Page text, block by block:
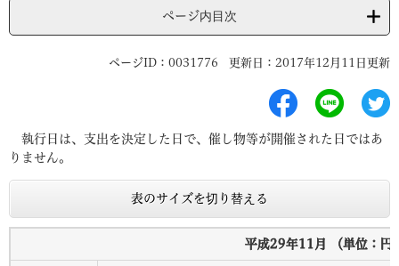
ページ内目次
ページID：0031776 更新日：2017年12月11日更新
執行日は、支出を決定した日で、催し物等が開催された日ではあ
りません。
表のサイズを切り替える
平成29年11 月 （単位：円